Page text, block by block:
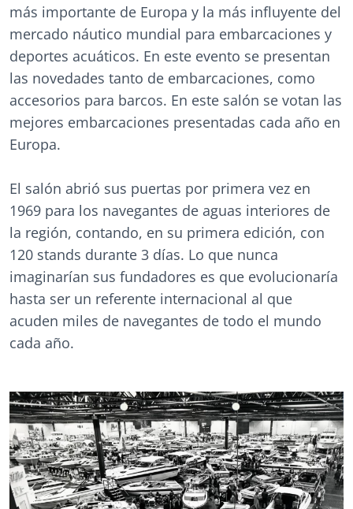
más importante de Europa y la más influyente del
mercado náutico mundial para embarcaciones y
deportes acuáticos. En este evento se presentan
las novedades tanto de embarcaciones, como
accesorios para barcos. En este salón se votan las
mejores embarcaciones presentadas cada año en
Europa.
El salón abrió sus puertas por primera vez en
1969 para los navegantes de aguas interiores de
la región, contando, en su primera edición, con
120 stands durante 3 días. Lo que nunca
imaginarían sus fundadores es que evolucionaría
hasta ser un referente internacional al que
acuden miles de navegantes de todo el mundo
cada año.